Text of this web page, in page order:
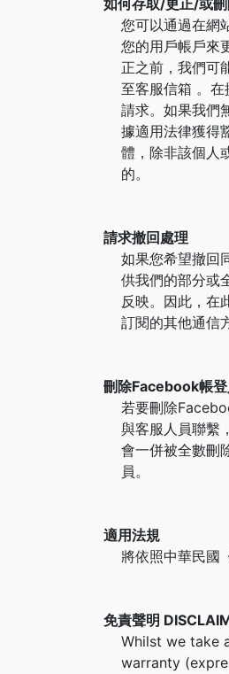
如何存取/更正/或
您可以通過在網
您的用戶帳戶來
正之前，我們可
至客服信箱 。
請求。如果我們
據適用法律獲得
體，除非該個人
的。
請求撤回處理
如果您希望撤回
供我們的部分或
反映。因此，在
訂閱的其他通信
刪除Facebook帳登
若要刪除
與客服人員聯繫
會一併被全數刪
員。
適用法規
將依照中華民國
免責聲明
Whilst we take
warranty